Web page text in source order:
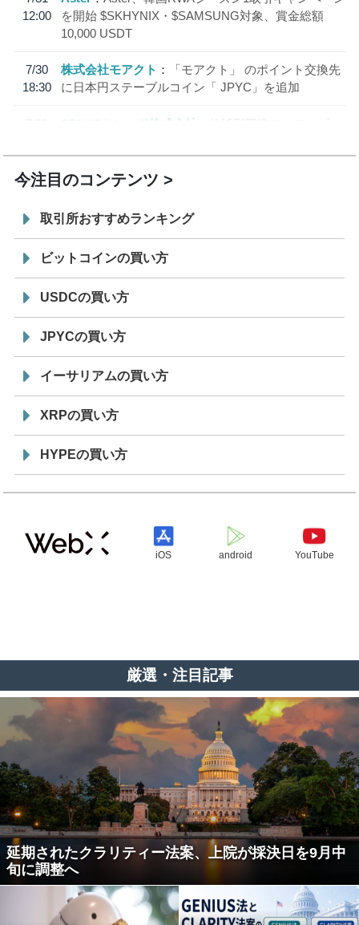
12:00
を開始 $SKHYNIX・$SAMSUNG対象、賞金総額
10,000 USDT
7/30
18:30
株式会社モアクト
「モアクト」 のポイント交換先
に日本円ステーブルコイン「 JPYC」を追加
7/29
SBI VCトレード株式会社
信託型円建てステーブル
今注目のコンテンツ
取引所おすすめランキング
ビットコインの買い方
USDCの買い方
JPYCの買い方
イーサリアムの買い方
XRPの買い方
HYPEの買い方
iOS android YouTube
厳選・注目記事
延期されたクラリティー法案、上院が採決日を9月中
旬に調整へ